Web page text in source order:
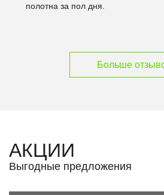
полотна за пол дня.
Больше
АКЦИИ
Выгодные предложения